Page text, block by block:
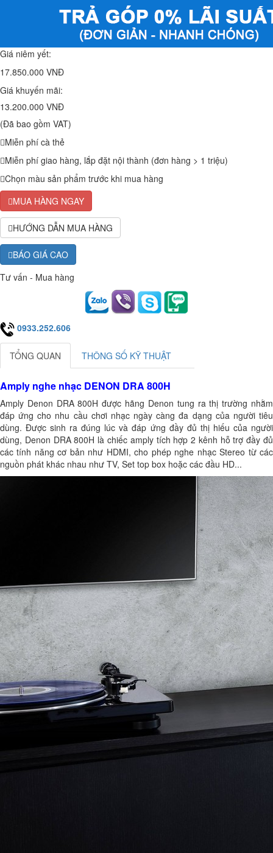
Giá niêm yết:
17.850.000 VNĐ
Giá khuyến mãi:
13.200.000 VNĐ
(Đã bao gồm VAT)
Miễn phí cà thẻ
Miễn phí giao hàng, lắp đặt nội thành (đơn hàng > 1 triệu)
Chọn màu sản phẩm trước khi mua hàng
MUA HÀNG NGAY
HƯỚNG DẪN MUA HÀNG
BÁO GIÁ CAO
Tư vấn - Mua hàng
0933.252.606
TỔNG QUAN THÔNG SỐ KỸ THUẬT
Amply nghe nhạc DENON DRA 800H
Amply Denon DRA 800H được hãng Denon tung ra thị trường nhằm
đáp ứng cho nhu cầu chơi nhạc ngày càng đa dạng của người tiêu
dùng. Được sinh ra đúng lúc và đáp ứng đầy đủ thị hiếu của người
dùng, Denon DRA 800H là chiếc amply tích hợp 2 kênh hỗ trợ đầy đủ
các tính năng cơ bản như HDMI, cho phép nghe nhạc Stereo từ các
nguồn phát khác nhau như TV, Set top box hoặc các đầu HD...